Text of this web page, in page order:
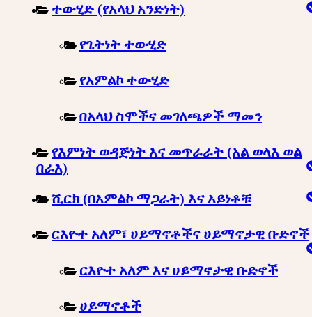
ተውሂድ (የአላህ አንድነት)
የጌትነት ተውሂድ
የአምልኮ ተውሂድ
በአላህ ስሞችና መገለጫዎች ማመን
የእምነት ወዳጅነት እና መጥራራት (አል ወላእ ወል
በራእ)
ሺርክ (በአምልኮ ማጋራት) እና አይነቶቹ
ርእዮተ አለም፣ ሀይማኖቶችና ሀይማኖታዊ ቡድኖች
ርእዮተ አለም እና ሀይማኖታዊ ቡድኖች
ሀይማኖቶች